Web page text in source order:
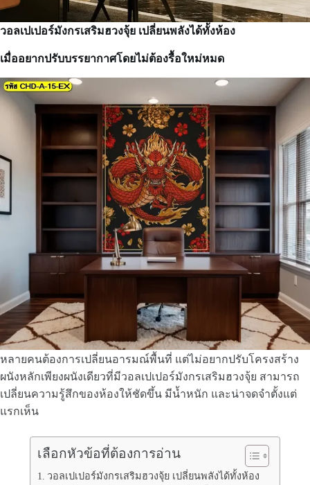
วอลเปเปอร์มังกรเสริมฮวงจุ้ย เปลี่ยนพลังได้ทั้งห้อง
เมื่ออยากปรับบรรยากาศโดยไม่ต้องรื้อใหม่หมด
หลายคนต้องการเปลี่ยนอารมณ์พื้นที่ แต่ไม่อยากปรับโครงสร้าง
ผนังหลักเพียงผนังเดียวที่มีวอลเปเปอร์มังกรเสริมฮวงจุ้ย สามารถ
เปลี่ยนความรู้สึกของห้องให้ชัดขึ้น มีน้ำหนัก และน่าจดจำตั้งแต่
แรกเห็น
เลือกหัวข้อที่ต้องการอ่าน
วอลเปเปอร์มังกรเสริมฮวงจุ้ย เปลี่ยนพลังได้ทั้งห้อง